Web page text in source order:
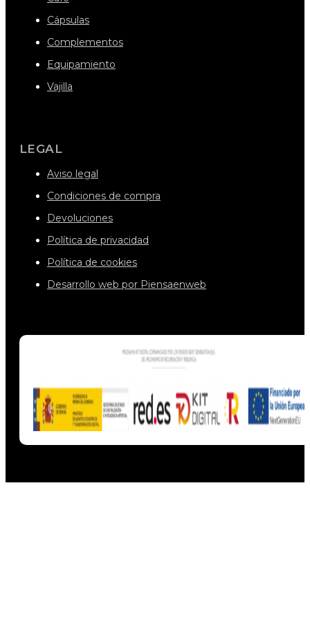
Cápsulas
Complementos
Equipamiento
Vajilla
LEGAL
Aviso legal
Condiciones de compra
Devoluciones
Política de privacidad
Política de cookies
Desarrollo web por Piensaenweb